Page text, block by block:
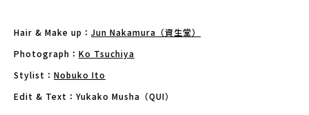
Hair & Make up： Jun Nakamura（資生堂）
Photograph： Ko Tsuchiya
Stylist： Nobuko Ito
Edit & Text：Yukako Musha（QUI）